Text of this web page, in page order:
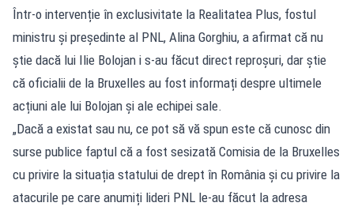
Într-o intervenție în exclusivitate la Realitatea Plus, fostul
ministru și președinte al PNL, Alina Gorghiu, a afirmat că nu
știe dacă lui Ilie Bolojan i s-au făcut direct reproșuri, dar știe
că oficialii de la Bruxelles au fost informați despre ultimele
acțiuni ale lui Bolojan și ale echipei sale.
„Dacă a existat sau nu, ce pot să vă spun este că cunosc din
surse publice faptul că a fost sesizată Comisia de la Bruxelles
cu privire la situația statului de drept în România și cu privire la
atacurile pe care anumiți lideri PNL le-au făcut la adresa